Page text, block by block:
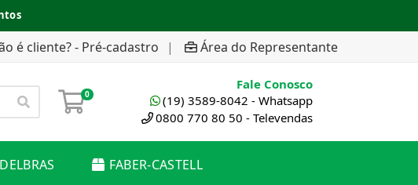
é cliente? - Pré-cadastro | Área do Representante
0
Fale Conosco
(19) 3589-8042 - Whatsapp
0800 770 80 50 - Televendas
FABER-CASTELL